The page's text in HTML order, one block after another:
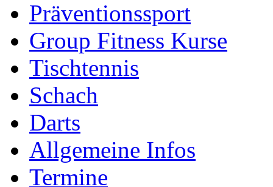
Präventionssport
Group Fitness Kurse
Tischtennis
Schach
Darts
Allgemeine Infos
Termine